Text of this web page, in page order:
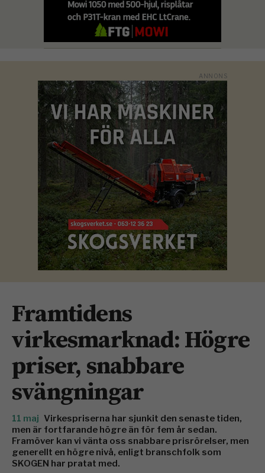
Framtidens
virkesmarknad: Högre
priser, snabbare
svängningar
11 maj Virkespriserna har sjunkit den senaste tiden,
men är fortfarande högre än för fem år sedan.
Framöver kan vi vänta oss snabbare prisrörelser, men
generellt en högre nivå, enligt branschfolk som
SKOGEN har pratat med.